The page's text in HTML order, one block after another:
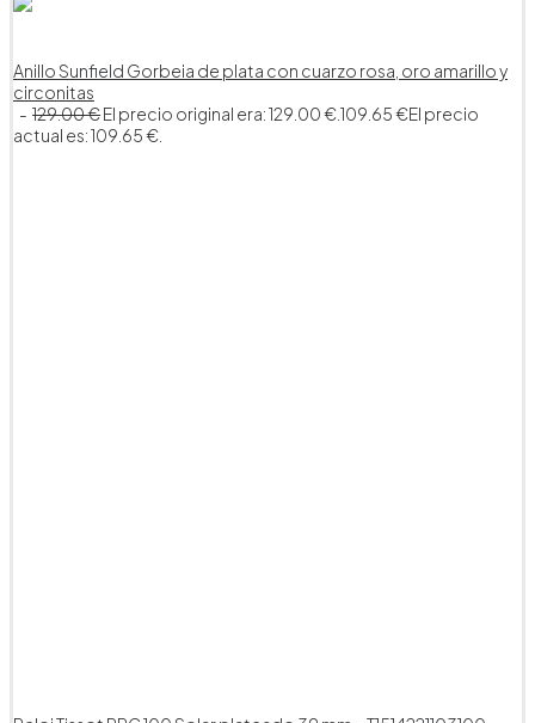
Anillo Sunfield Gorbeia de plata con cuarzo rosa, oro amarillo y
circonitas
129.00€El precio original era: 129.00 €.109.65€El precio
actual es: 109.65 €.